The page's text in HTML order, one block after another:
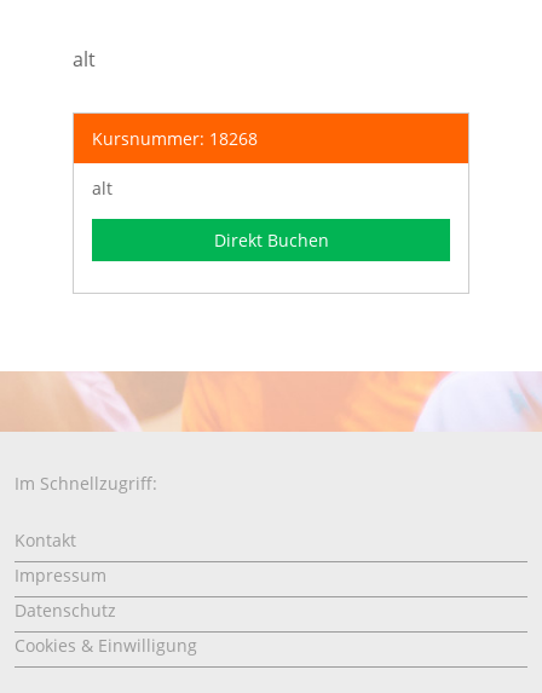
alt
Kursnummer: 18268
alt
Direkt Buchen
Im Schnellzugriff:
Kontakt
Impressum
Datenschutz
Cookies & Einwilligung